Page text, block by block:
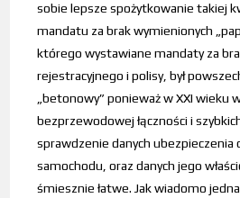
sobie lepsze spożytkowanie takiej
mandatu za brak wymienionych
którego wystawiane mandaty za
rejestracyjnego i polisy, był
„betonowy” ponieważ w XXI wieku
bezprzewodowej łączności i
sprawdzenie danych ubezpieczenia
samochodu, oraz danych jego
śmiesznie łatwe. Jak wiadomo